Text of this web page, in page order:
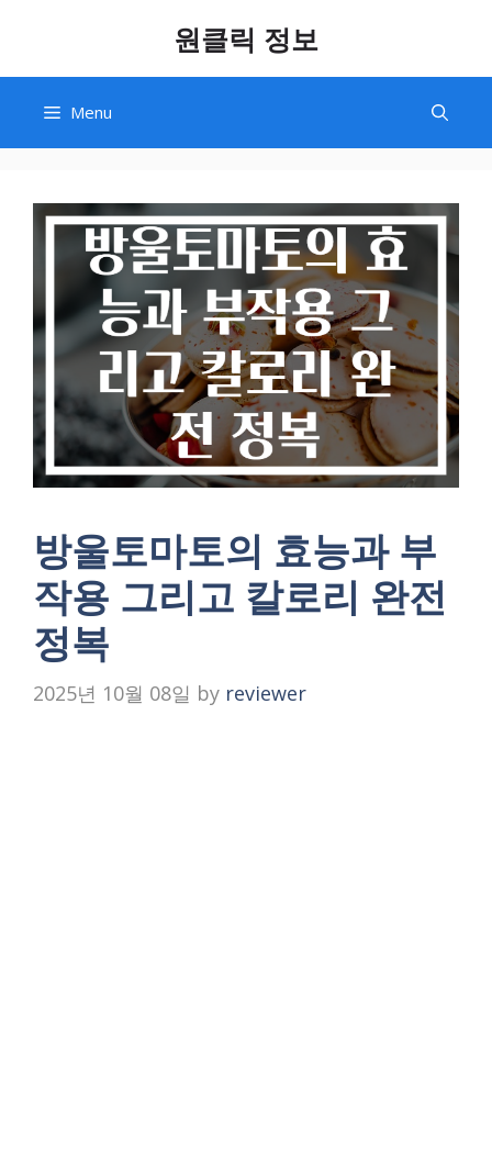
content
원클릭 정보
Menu
방울토마토의 효능과 부
작용 그리고 칼로리 완전
정복
2025년 10월 08일 by reviewer